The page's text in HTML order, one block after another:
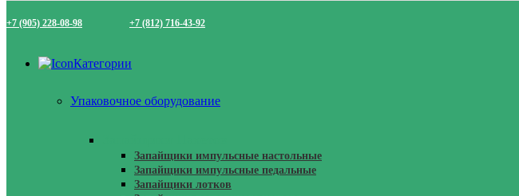
+7 (905) 228-08-98 +7 (812) 716-43-92
Категории
Упаковочное оборудование
Запайщики импульсные настольные
Запайщики импульсные педальные
Запайщики лотков